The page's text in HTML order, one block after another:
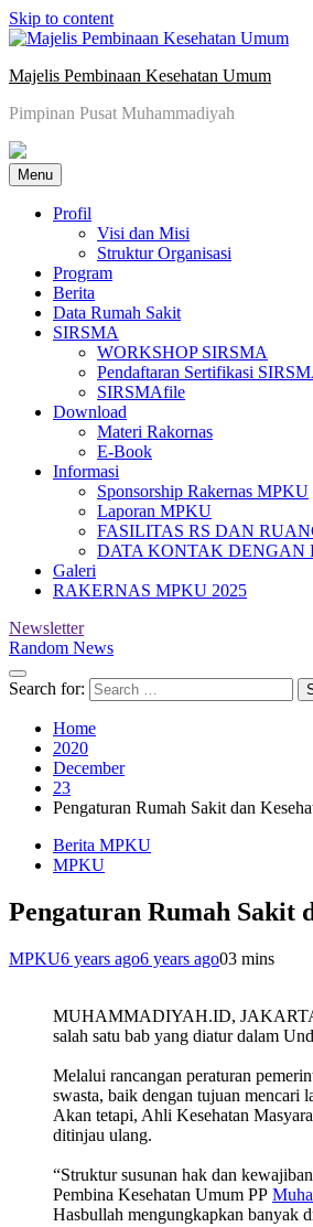
Skip to content
Majelis Pembinaan Kesehatan Umum
Pimpinan Pusat Muhammadiyah
Menu
Profil
Visi dan Misi
Struktur Organisasi
Program
Berita
Data Rumah Sakit
SIRSMA
WORKSHOP SIRSMA
Pendaftaran Sertifikasi
SIRSMAfile
Download
Materi Rakornas
E-Book
Informasi
Sponsorship Rakernas MPKU
Laporan MPKU
FASILITAS RS DAN
DATA KONTAK DENGAN
Galeri
RAKERNAS MPKU 2025
Newsletter
Random News
Search for:
Home
2020
December
23
Pengaturan Rumah Sakit dan
Berita MPKU
MPKU
Pengaturan Rumah Sakit
MPKU6 years ago6 years ago03 mins
MUHAMMADIYAH.ID, JAKARTA –
salah satu bab yang diatur dalam
Melalui rancangan peraturan
swasta, baik dengan tujuan mencari
Akan tetapi, Ahli Kesehatan
ditinjau ulang.
“Struktur susunan hak dan
Pembina Kesehatan Umum PP
Hasbullah mengungkapkan banyak